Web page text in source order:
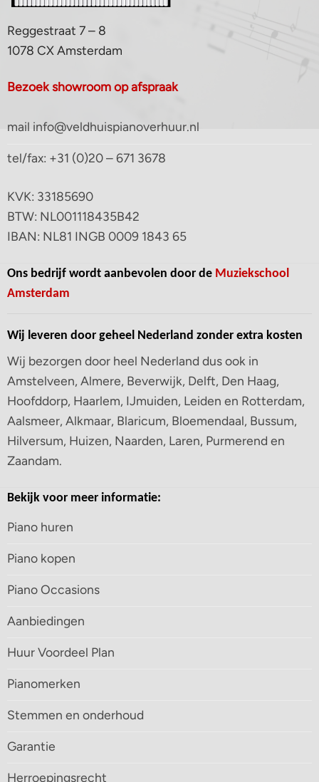
Reggestraat 7 – 8
1078 CX Amsterdam
Bezoek showroom op afspraak
mail info@veldhuispianoverhuur.nl
tel/fax: +31 (0)20 – 671 3678
KVK: 33185690
BTW: NL001118435B42
IBAN: NL81 INGB 0009 1843 65
Ons bedrijf wordt aanbevolen door de Muziekschool
Amsterdam
Wij leveren door geheel Nederland zonder extra kosten
Wij bezorgen door heel Nederland dus ook in
Amstelveen, Almere, Beverwijk, Delft, Den Haag,
Hoofddorp, Haarlem, IJmuiden, Leiden en Rotterdam,
Aalsmeer, Alkmaar, Blaricum, Bloemendaal, Bussum,
Hilversum, Huizen, Naarden, Laren, Purmerend en
Zaandam.
Bekijk voor meer informatie:
Piano huren
Piano kopen
Piano Occasions
Aanbiedingen
Huur Voordeel Plan
Pianomerken
Stemmen en onderhoud
Garantie
Herroepingsrecht